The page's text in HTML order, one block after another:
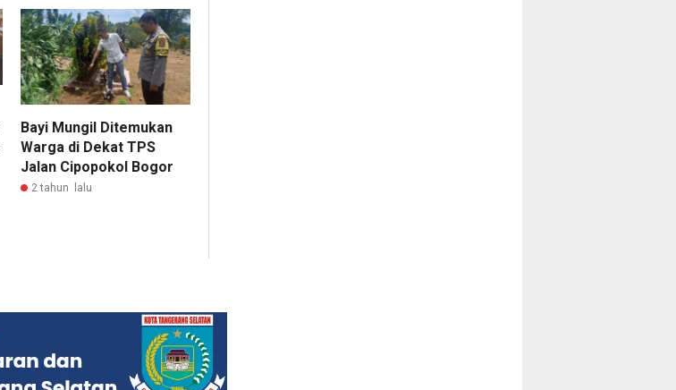
Bayi Mungil Ditemukan
Warga di Dekat TPS
Jalan Cipopokol Bogor
2 tahun lalu